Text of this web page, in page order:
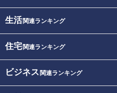
生活関連ランキング
住宅関連ランキング
ビジネス 関連ランキング